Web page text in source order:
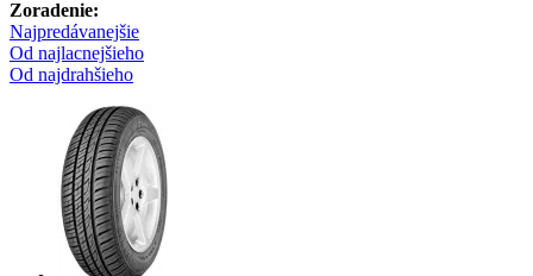
Zoradenie:
Najpredávanejšie
Od najlacnejšieho
Od najdrahšieho